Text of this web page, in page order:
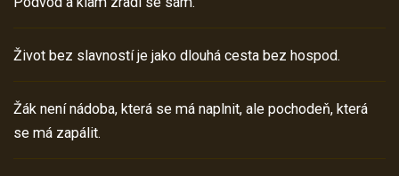
Život bez slavností je jako dlouhá cesta bez hospod.
Žák není nádoba, která se má naplnit, ale pochodeň, která
se má zapálit.